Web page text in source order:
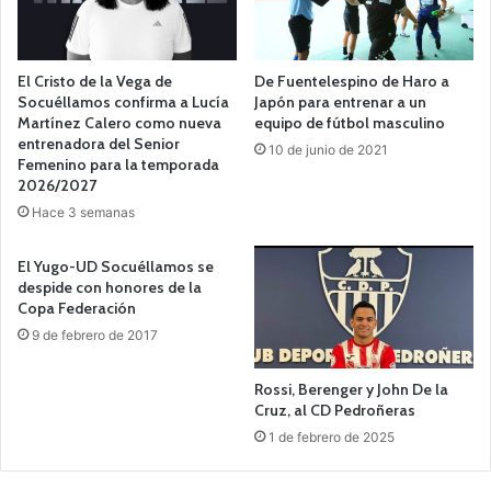
El Cristo de la Vega de
Socuéllamos confirma a Lucía
Martínez Calero como nueva
entrenadora del Senior
Femenino para la temporada
2026/2027
Hace 3 semanas
De Fuentelespino de Haro a
Japón para entrenar a un
equipo de fútbol masculino
10 de junio de 2021
El Yugo-UD Socuéllamos se
despide con honores de la
Copa Federación
9 de febrero de 2017
Rossi, Berenger y John De la
Cruz, al CD Pedroñeras
1 de febrero de 2025